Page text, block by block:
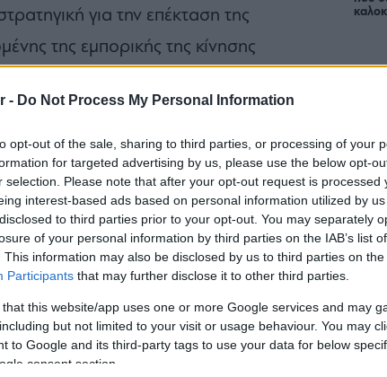
- Do Not Process My Personal Information
opt-out of the sale, sharing to third parties, or processing of your
for targeted advertising by us, please use the below opt-
selection. Please note that after your opt-out request is processed
interest-based ads based on personal information utilized by
to third parties prior to your opt-out. You may separately
of your personal information by third parties on the IAB’s list
This information may also be disclosed by us to third parties on the
Participants that may further disclose it to other third parties.
that this website/app uses one or more Google services and may
but not limited to your visit or usage behaviour. You may
to Google and its third-party tags to use your data for below
consent section.
για την επέκταση της
της εμπορικής της κίνησης
που προσφέρει σε ένα μεγάλο
και ένα σημαντικό
κατοίκων, ο οποίος αυξάνεται
και θα μπορούσε να αποτελέσει
διάφορες επιλογές, τόσο από
όσο και από πλευράς τεχνικής
διασφαλίσει ότι το νέο
των
όπου